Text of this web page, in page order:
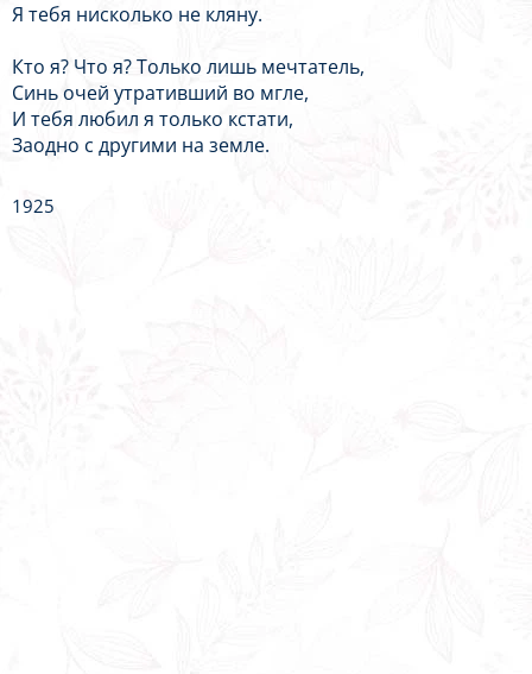
Я тебя нисколько не кляну.
Кто я? Что я? Только лишь мечтатель,
Синь очей утративший во мгле,
И тебя любил я только кстати,
Заодно с другими на земле.
1925